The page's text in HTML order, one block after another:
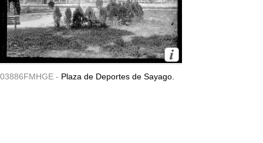
03886FMHGE - Plaza de Deportes de Sayago.